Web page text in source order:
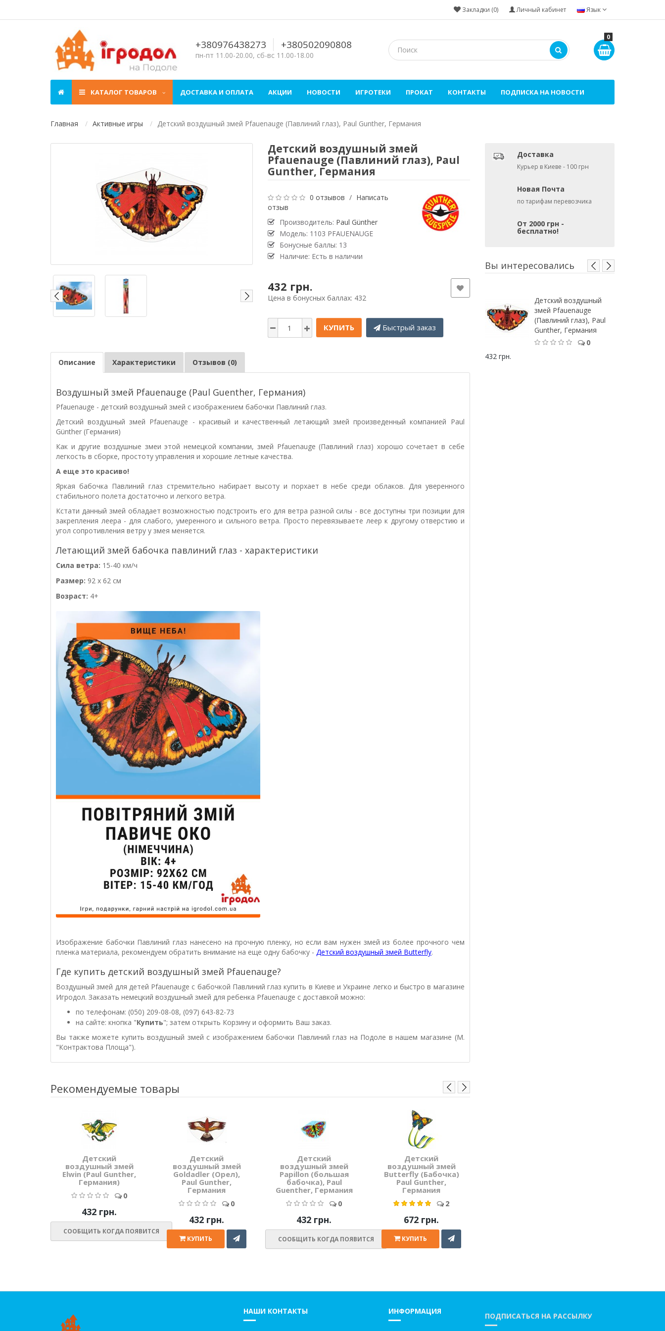
Язык
Личный кабинет
Закладки (0)
+380976438273 +380502090808
пн-пт 11.00-20.00, сб-вс 11.00-18.00
0
КАТАЛОГ ТОВАРОВ ДОСТАВКА И ОПЛАТА АКЦИИ НОВОСТИ ИГРОТЕКИ ПРОКАТ КОНТАКТЫ ПОДПИСКА НА НОВОСТИ
Главная Активные игры Детский воздушный змей Pfauenauge (Павлиний глаз), Paul Gunther, Германия
Детский воздушный змей
Pfauenauge (Павлиний глаз), Paul
Gunther, Германия
0 отзывов / Написать
отзыв
Производитель: Paul Günther
Модель: 1103 PFAUENAUGE
Бонусные баллы: 13
Наличие: Есть в наличии
432 грн.
Цена в бонусных баллах: 432
КУПИТЬ Быстрый заказ
Описание Характеристики Отзывов (0)
Воздушный змей Pfauenauge (Paul Guenther, Германия)
Pfauenauge - детский воздушный змей с изображением бабочки Павлиний глаз.
Детский воздушный змей Pfauenauge - красивый и качественный летающий змей произведенный компанией Paul
Günther (Германия)
Как и другие воздушные змеи этой немецкой компании, змей Pfauenauge (Павлиний глаз) хорошо сочетает в себе
легкость в сборке, простоту управления и хорошие летные качества.
А еще это красиво!
Яркая бабочка Павлиний глаз стремительно набирает высоту и порхает в небе среди облаков. Для уверенного
стабильного полета достаточно и легкого ветра.
Кстати данный змей обладает возможностью подстроить его для ветра разной силы - все доступны три позиции для
закрепления леера - для слабого, умеренного и сильного ветра. Просто перевязываете леер к другому отверстию и
угол сопротивления ветру у змея меняется.
Летающий змей бабочка павлиний глаз - характеристики
Сила ветра: 15-40 км/ч
Размер: 92 x 62 см
Возраст: 4+
Изображение бабочки Павлиний глаз нанесено на прочную пленку, но если вам нужен змей из более прочного чем
пленка материала, рекомендуем обратить внимание на еще одну бабочку - Детский воздушный змей Butterfly.
Где купить детский воздушный змей Pfauenauge?
Воздушный змей для детей Pfauenauge с бабочкой Павлиний глазкупить в Киеве и Украине легко и быстро в магазине
Игродол. Заказать немецкий воздушный змей для ребенка Pfauenauge с доставкой можно:
по телефонам: (050) 209-08-08, (097) 643-82-73
на сайте: кнопка "Купить"; затем открыть Корзину и оформить Ваш заказ.
Вы также можете купить воздушный змей с изображением бабочки Павлиний глаз на Подоле в нашем магазине (М.
"Контрактова Площа").
Рекомендуемые товары
Детский
воздушный змей
Elwin (Paul Gunther,
Германия)
0
432 грн.
СООБЩИТЬ КОГДА ПОЯВИТСЯ
Детский
воздушный змей
Goldadler (Орел),
Paul Gunther,
Германия
0
432 грн.
КУПИТЬ
Детский
воздушный змей
Papillon (большая
бабочка), Paul
Guenther, Германия
0
432 грн.
СООБЩИТЬ КОГДА ПОЯВИТСЯ
Детский
воздушный змей
Butterfly (Бабочка)
Paul Gunther,
Германия
2
672 грн.
КУПИТЬ
Доставка
Курьер в Киеве - 100 грн
Новая Почта
по тарифам перевозчика
От 2000 грн -
бесплатно!
Вы интересовались
Детский воздушный
змей Pfauenauge
(Павлиний глаз), Paul
Gunther, Германия
0
432 грн.
НАШИ КОНТАКТЫ ИНФОРМАЦИЯ
ПОДПИСАТЬСЯ НА РАССЫЛКУ